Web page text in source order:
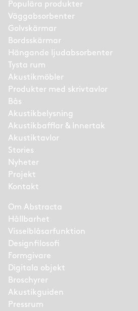
Populära produkter
Väggabsorbenter
Golvskärmar
Bordsskärmar
Hängande ljudabsorbenter
Tysta rum
Akustikmöbler
Produkter med skrivtavlor
Bås
Akustikbelysning
Akustikbafflar & Innertak
Akustiktavlor
Stories
Nyheter
Projekt
Kontakt
Om Abstracta
Hållbarhet
Visselblåsarfunktion
Designfilosofi
Formgivare
Digitala objekt
Broschyrer
Akustikguiden
Pressrum